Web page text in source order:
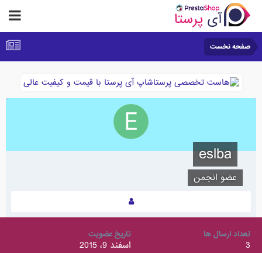
صفحه نخست
eslba
عضو انجمن
تعداد ارسال ها
3
تاریخ عضویت
اسفند 9، 2015